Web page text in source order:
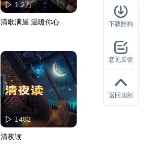
1.2万
清歌满屋 温暖你心
1482
清夜读
下载酷狗
意见反馈
返回顶部